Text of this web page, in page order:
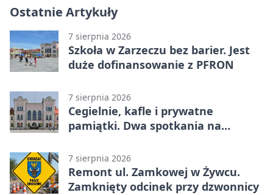
Ostatnie Artykuły
7 sierpnia 2026
Szkoła w Zarzeczu bez barier. Jest
duże dofinansowanie z PFRON
7 sierpnia 2026
Cegielnie, kafle i prywatne
pamiątki. Dwa spotkania na
7 sierpnia 2026
Remont ul. Zamkowej w Żywcu.
Zamknięty odcinek przy dzwonnicy